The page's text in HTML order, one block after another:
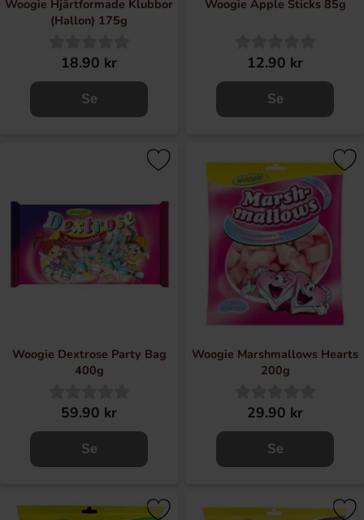
Woogie Hjärtformade Klubbor
(Hallon) 175g
18.90 kr
Se
Woogie Apple Sticks 85g
12.90 kr
Se
Woogie Dextrose Party Bag
400g
59.90 kr
Se
Woogie Marshmallows Hearts
200g
29.90 kr
Se